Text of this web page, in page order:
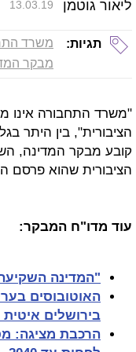
ליאור גוטמן 13.03.19
תגיות: משרד
מבקר
"משרד התחבורה אינו
הציבורית", בין היתר
קובע מבקר המדינה,
הציבורית שהוא פרסם
עוד מדו"ח המבקר:
"המדינה
בירושלים איטית
הרכבת מציגה: